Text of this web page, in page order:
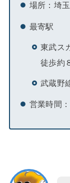
場所：埼
最寄駅
東武ス
徒歩約
武蔵野
営業時間